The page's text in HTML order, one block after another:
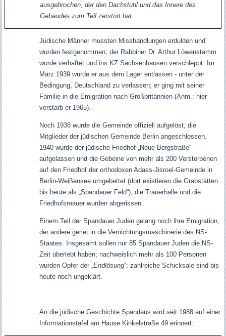
ausgebrochen, der den Dachstuhl und das Innere des
Gebäudes zum Teil zerstört hat.
Jüdische Männer mussten Misshandlungen erdulden und
wurden festgenommen; der Rabbiner Dr. Arthur Löwenstamm
wurde verhaftet und ins KZ Sachsenhausen verschleppt. Im
März 1939 wurde er aus dem Lager entlassen - unter der
Bedingung, Deutschland zu verlassen; er ging mit seiner
Familie in die Emigration nach Großbritannien (Anm.: hier
verstarb er 1965).
Noch 1938 wurde die Gemeinde offiziell aufgelöst, die
Mitglieder der jüdischen Gemeinde Berlin angeschlossen.
1940 wurde der jüdische Friedhof „Neue Bergstraße“
aufgelassen und die Gebeine von mehr als 200 Verstorbenen
auf den Friedhof der orthodoxen Adass-Jisroel-Gemeinde in
Berlin-Weißensee umgebettet (dort existieren die Grabstätten
bis heute als „Spandauer Feld“); die Trauerhalle und die
Friedhofsmauer wurden abgerissen.
Einem Teil der Spandauer Juden gelang noch ihre Emigration,
der andere geriet in die Vernichtungsmaschinerie des NS-
Staates. Insgesamt sollen nur 85 Spandauer Juden die NS-
Zeit überlebt haben; nachweislich mehr als 100 Personen
wurden Opfer der „ Endlösung“; zahlreiche Schicksale sind bis
heute noch ungeklärt.
An die jüdische Geschichte Spandaus wird seit 1988 auf einer
Informationstafel am Hause Kinkelstraße 49 erinnert: